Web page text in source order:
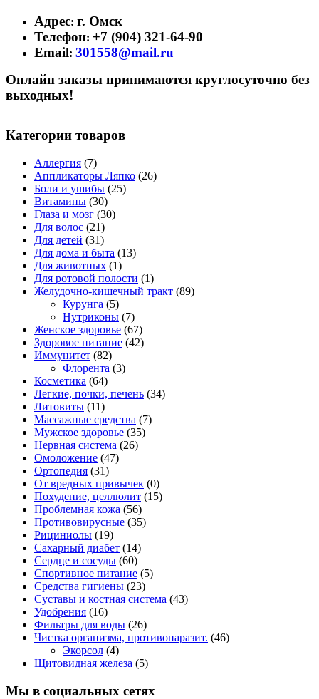
Адрес: г. Омск
Телефон: +7 (904) 321-64-90
Email: 301558@mail.ru
Онлайн заказы принимаются круглосуточно без
выходных!
Категории товаров
Аллергия (7)
Аппликаторы Ляпко (26)
Боли и ушибы (25)
Витамины (30)
Глаза и мозг (30)
Для волос (21)
Для детей (31)
Для дома и быта (13)
Для животных (1)
Для ротовой полости (1)
Желудочно-кишечный тракт (89)
Курунга (5)
Нутриконы (7)
Женское здоровье (67)
Здоровое питание (42)
Иммунитет (82)
Флорента (3)
Косметика (64)
Легкие, почки, печень (34)
Литовиты (11)
Массажные средства (7)
Мужское здоровье (35)
Нервная система (26)
Омоложение (47)
Ортопедия (31)
От вредных привычек (0)
Похудение, целлюлит (15)
Проблемная кожа (56)
Противовирусные (35)
Рициниолы (19)
Сахарный диабет (14)
Сердце и сосуды (60)
Спортивное питание (5)
Средства гигиены (23)
Суставы и костная система (43)
Удобрения (16)
Фильтры для воды (26)
Чистка организма, противопаразит. (46)
Экорсол (4)
Щитовидная железа (5)
Мы в социальных сетях